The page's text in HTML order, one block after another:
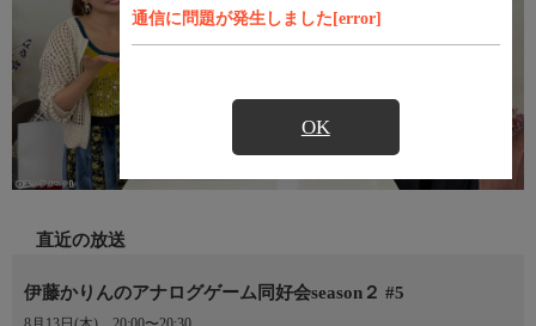
通信に問題が発生しました[error]
OK
直近の放送
伊藤かりんのアナログゲーム同好会season２ #5